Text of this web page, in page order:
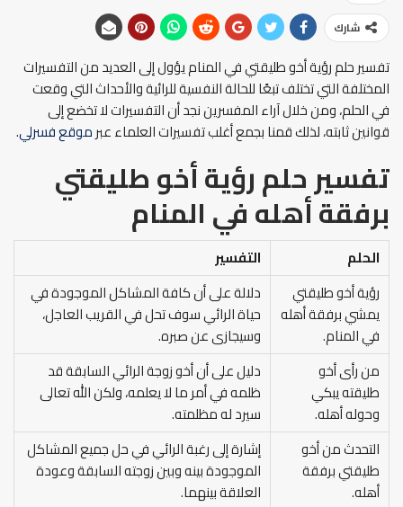
شارك
تفسير حلم رؤية أخو طليقتي في المنام يؤول إلى العديد من التفسيرات
المختلفة التي تختلف تبعًا للحالة النفسية للرائية والأحداث التي وقعت
في الحلم، ومن خلال آراء المفسرين نجد أن التفسيرات لا تخضع إلى
قوانين ثابته، لذلك قمنا بجمع أغلب تفسيرات العلماء عبرموقع فسرلي.
تفسير حلم رؤية أخو طليقتي
برفقة أهله في المنام
الحلم
التفسير
رؤية أخو طليقتي
يمشي برفقة أهله
في المنام.
دلالة على أن كافة المشاكل الموجودة في
حياة الرائي سوف تحل في القريب العاجل،
وسيجازى عن صبره.
من رأى أخو
طليقته يبكي
وحوله أهله.
دليل على أن أخو زوجة الرائي السابقة قد
ظلمه في أمر ما لا يعلمه، ولكن الله تعالى
سيرد له مظلمته.
التحدث من أخو
طليقتي برفقة
أهله.
إشارة إلى رغبة الرائي في حل جميع المشاكل
الموجودة بينه وبين زوجته السابقة وعودة
العلاقة بينهما.